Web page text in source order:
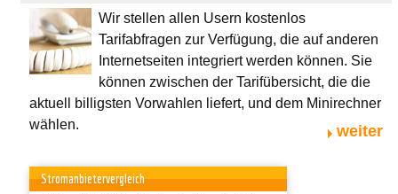
Wir stellen allen Usern kostenlos
Tarifabfragen zur Verfügung, die auf anderen
Internetseiten integriert werden können. Sie
können zwischen der Tarifübersicht, die die
aktuell billigsten Vorwahlen liefert, und dem Minirechner
wählen.
weiter
Stromanbietervergleich